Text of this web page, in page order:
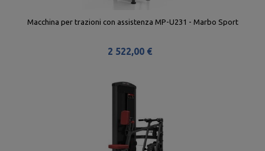
Macchina per trazioni con assistenza MP-U231 - Marbo Sport
2 522,00 €